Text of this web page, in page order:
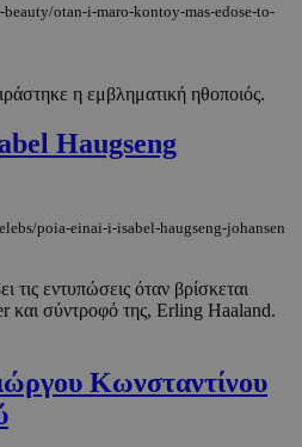
otan-i-maro-kontoy-mas-edose-to-
η εμβληματική ηθοποιός.
Haugseng
poia-einai-i-isabel-haugseng-johansen
τις εντυπώσεις όταν βρίσκεται
και σύντροφό της, Erling Haaland.
Κωνσταντίνου